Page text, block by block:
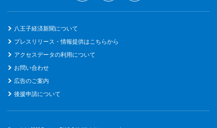
八王子経済新聞について
プレスリリース・情報提供はこちらから
アクセスデータの利用について
お問い合わせ
広告のご案内
後援申請について